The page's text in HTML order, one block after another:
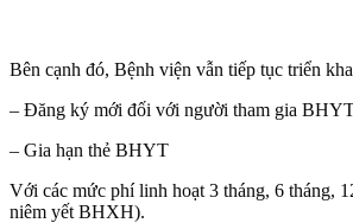
Bên cạnh đó, Bệnh viện vẫn tiếp tục triển
– Đăng ký mới đối với người tham gia
– Gia hạn thẻ BHYT
Với các mức phí linh hoạt 3 tháng, 6 tháng,
niêm yết BHXH).